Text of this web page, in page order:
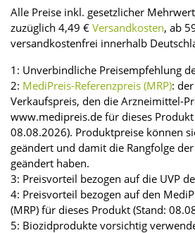
Alle Preise inkl. gesetzlicher
zuzüglich 4,49 € Versandkosten, ab
versandkostenfrei innerhalb
1: Unverbindliche Preisempfehlung
2: MediPreis-Referenzpreis (MRP):
Verkaufspreis, den die Arzneimittel-
www.medipreis.de für dieses Produkt
08.08.2026). Produktpreise können
geändert und damit die Rangfolge
geändert haben.
3: Preisvorteil bezogen auf die UVP
4: Preisvorteil bezogen auf den
(MRP) für dieses Produkt (Stand:
5: Biozidprodukte vorsichtig